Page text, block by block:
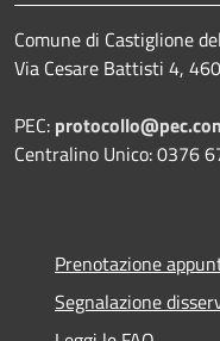
Comune di Castiglione
Via Cesare Battisti 4,
PEC:
Centralino Unico: 0376
Prenotazione
Segnalazione